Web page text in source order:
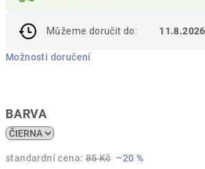
BARVA
standardní cena: 85 Kč –20 %
Můžeme doručit do: 11.8.2026
Možnosti doručení